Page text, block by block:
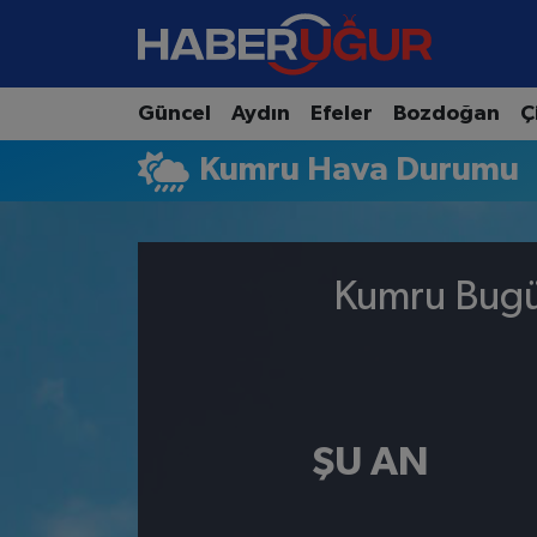
Güncel Aydın Efeler Bozdoğan
Kumru Hava Durumu
Kumru
ŞU AN
Aydın Nöbetçi Eczaneler
Aydın Hava Durumu